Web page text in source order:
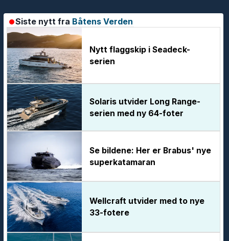
Siste nytt fra Båtens Verden
Nytt flaggskip i Seadeck-
serien
Solaris utvider Long Range-
serien med ny 64-foter
Se bildene: Her er Brabus' nye
superkatamaran
Wellcraft utvider med to nye
33-fotere